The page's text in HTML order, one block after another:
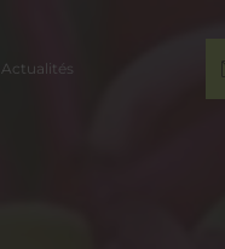
Actualités